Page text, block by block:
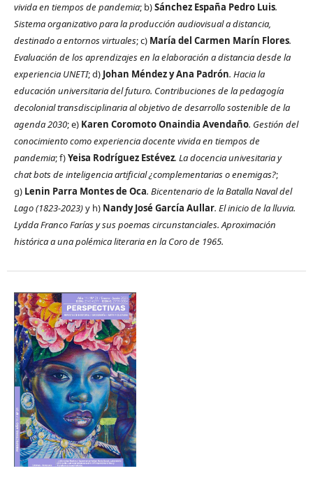
vivida en tiempos de pandemia; b)Sánchez España Pedro Luis.
Sistema organizativo para la producción audiovisual a distancia,
destinado a entornos virtuales; c) María del Carmen Marín Flores.
Evaluación de los aprendizajes en la elaboración a distancia desde la
experiencia UNETI; d) Johan Méndez y Ana Padrón. Hacia la
educación universitaria del futuro. Contribuciones de la pedagogía
decolonial transdisciplinaria al objetivo de desarrollo sostenible de la
agenda 2030; e) Karen Coromoto Onaindia Avendaño. Gestión del
conocimiento como experiencia docente vivida en tiempos de
pandemia; f)Yeisa Rodríguez Estévez. La docencia univesitaria y
chat bots de inteligencia artificial ¿complementarias o enemigas?;
g) Lenin Parra Montes de Oca. Bicentenario de la Batalla Naval del
Lago (1823-2023)y h) Nandy José García Aullar. El inicio de la lluvia.
Lydda Franco Farías y sus poemas circunstanciales. Aproximación
histórica a una polémica literaria en la Coro de 1965.